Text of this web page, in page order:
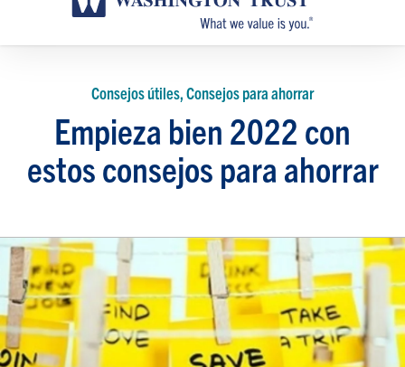
Consejos útiles, Consejos para ahorrar
Empieza bien 2022 con
estos consejos para ahorrar